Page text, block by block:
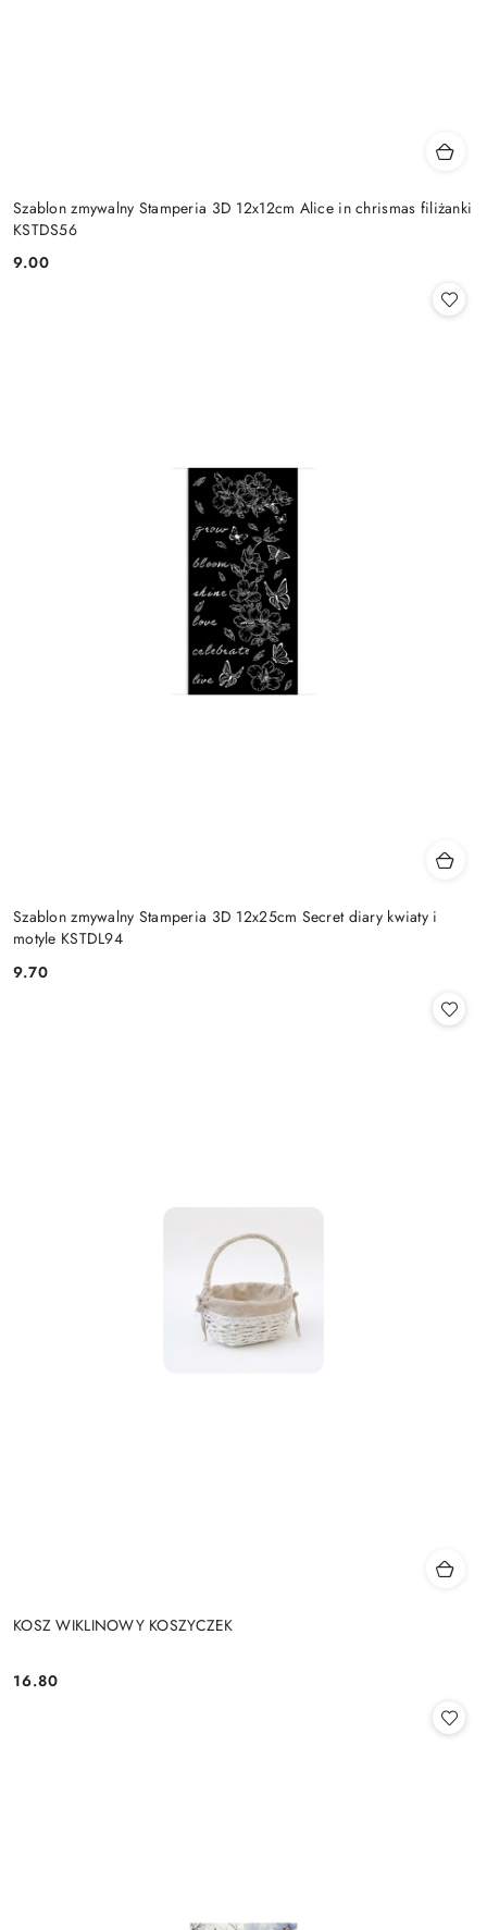
Szablon zmywalny Stamperia 3D 12x12cm Alice in chrismas filiżanki
KSTDS56
Cena:
9.00
Szablon zmywalny Stamperia 3D 12x25cm Secret diary kwiaty i
motyle KSTDL94
Cena:
9.70
KOSZ WIKLINOWY KOSZYCZEK
Cena:
16.80